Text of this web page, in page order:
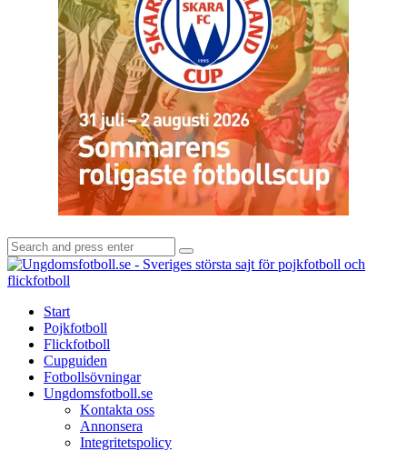
Search
for:
Search
Start
Pojkfotboll
Flickfotboll
Cupguiden
Fotbollsövningar
Ungdomsfotboll.se
Kontakta oss
Annonsera
Integritetspolicy